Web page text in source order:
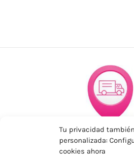
Tu privacidad también
personalizada:
cookies ahora
ENVÍOS
Para Península, resto